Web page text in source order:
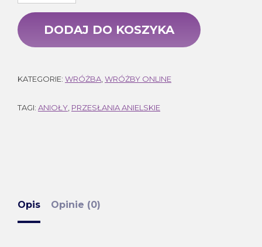
DODAJ DO KOSZYKA
KATEGORIE: WRÓŻBA,WRÓŻBY ONLINE
TAGI: ANIOŁY, PRZESŁANIA ANIELSKIE
Opis Opinie (0)